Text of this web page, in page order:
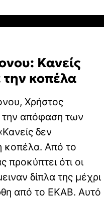
Κανείς
την κοπέλα
Χρήστος
απόφαση των
δεν
κοπέλα. Από το
προκύπτει ότι οι
δίπλα της μέχρι
από το ΕΚΑΒ. Αυτό